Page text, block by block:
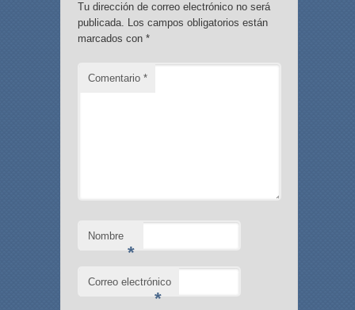
Tu dirección de correo electrónico no será
publicada. Los campos obligatorios están
marcados con *
Comentario *
Nombre
*
Correo electrónico
*